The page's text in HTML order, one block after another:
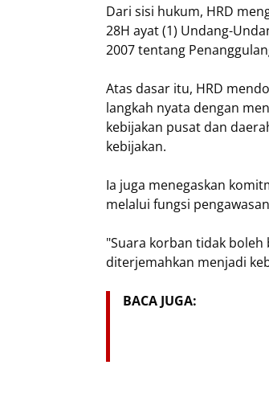
Dari sisi hukum, HRD
28H ayat (1) Undang-
2007 tentang
Atas dasar itu, HRD
langkah nyata dengan
kebijakan pusat dan
kebijakan.
Ia juga menegaskan
melalui fungsi pengawasan
"Suara korban tidak
diterjemahkan menjadi
BACA JUGA: